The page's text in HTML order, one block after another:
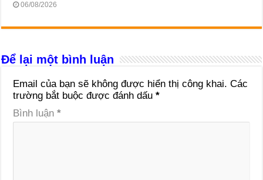
06/08/2026
Để lại một bình luận
Email của bạn sẽ không được hiển thị công khai. Các
trường bắt buộc được đánh dấu*
Bình luận*